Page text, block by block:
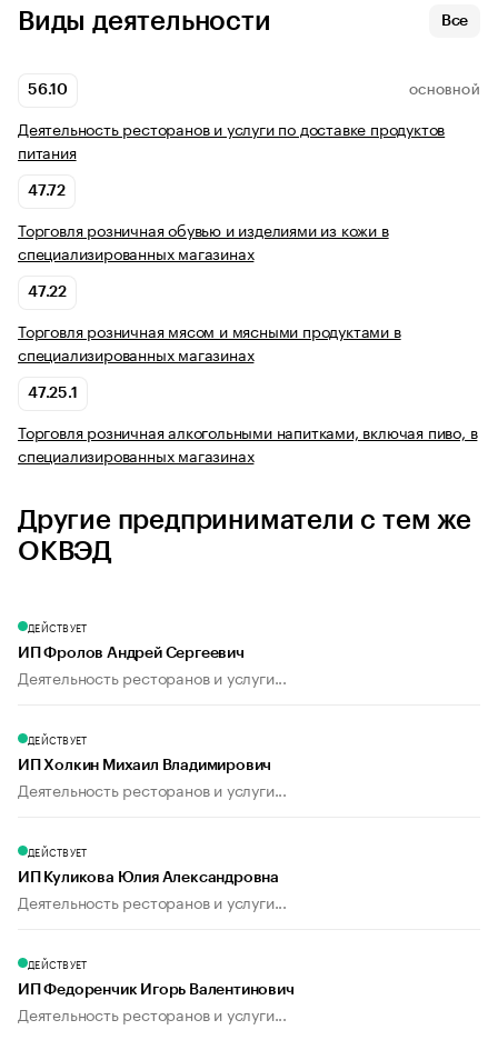
Виды деятельности Все
56.10 ОСНОВНОЙ
Деятельность ресторанов и услуги по доставке продуктов
питания
47.72
Торговля розничная обувью и изделиями из кожи в
специализированных магазинах
47.22
Торговля розничная мясом и мясными продуктами в
специализированных магазинах
47.25.1
Торговля розничная алкогольными напитками, включая пиво, в
специализированных магазинах
Другие предприниматели с тем же
ОКВЭД
ДЕЙСТВУЕТ
ИП Фролов Андрей Сергеевич
Деятельность ресторанов и услуги...
ДЕЙСТВУЕТ
ИП Холкин Михаил Владимирович
Деятельность ресторанов и услуги...
ДЕЙСТВУЕТ
ИП Куликова Юлия Александровна
Деятельность ресторанов и услуги...
ДЕЙСТВУЕТ
ИП Федоренчик Игорь Валентинович
Деятельность ресторанов и услуги...